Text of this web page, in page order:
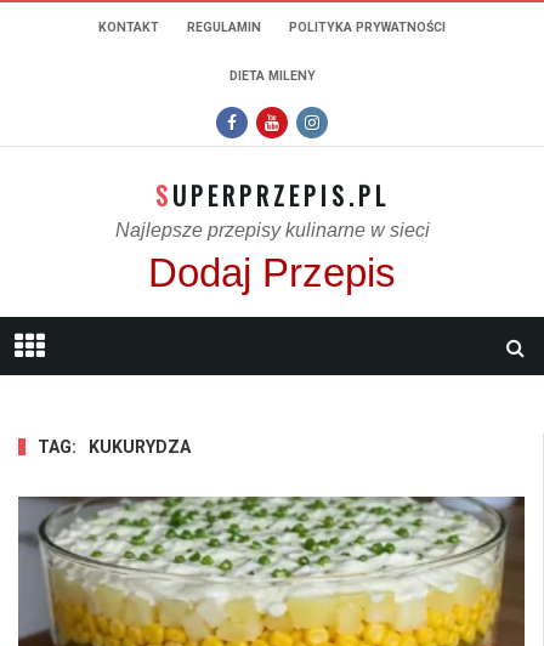
KONTAKT REGULAMIN POLITYKA PRYWATNOŚCI
DIETA MILENY
SUPERPRZEPIS.PL
Najlepsze przepisy kulinarne w sieci
Dodaj Przepis
TAG: KUKURYDZA